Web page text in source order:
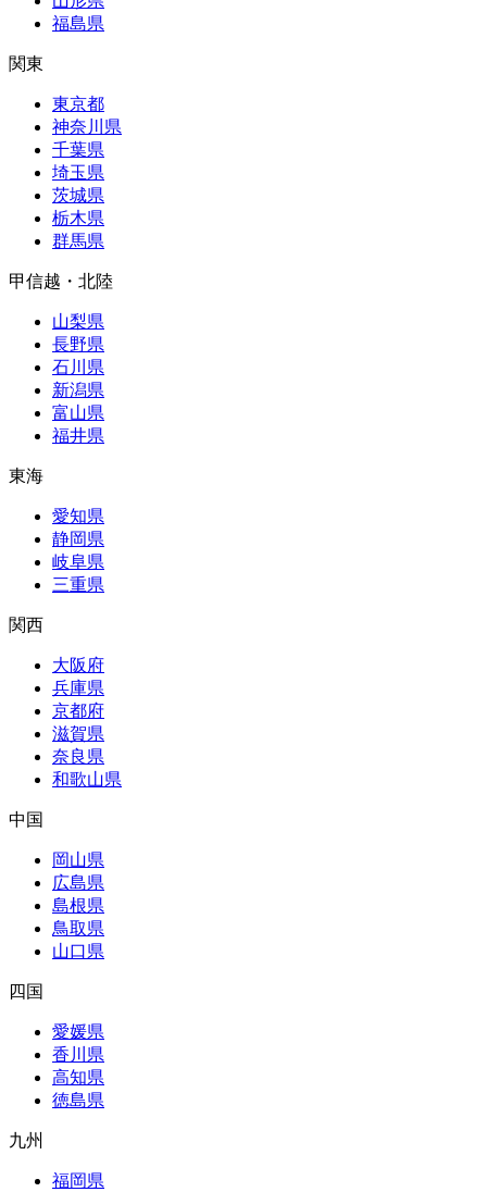
福島県
関東
東京都
神奈川県
千葉県
埼玉県
茨城県
栃木県
群馬県
甲信越・北陸
山梨県
長野県
石川県
新潟県
富山県
福井県
東海
愛知県
静岡県
岐阜県
三重県
関西
大阪府
兵庫県
京都府
滋賀県
奈良県
和歌山県
中国
岡山県
広島県
島根県
鳥取県
山口県
四国
愛媛県
香川県
高知県
徳島県
九州
福岡県